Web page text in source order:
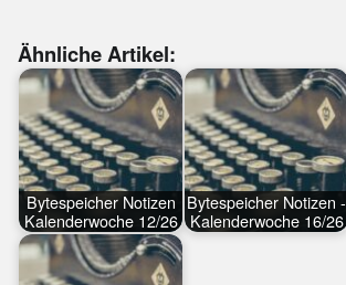
Ähnliche Artikel:
Bytespeicher Notizen
Kalenderwoche 12/26
Bytespeicher Notizen -
Kalenderwoche 16/26